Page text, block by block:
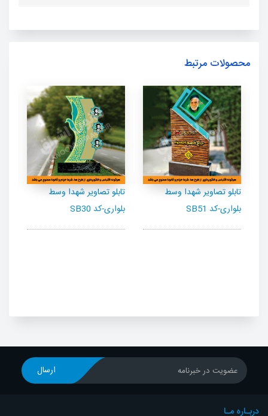
محصولات مرتبط
تابلو تصاویر شهدا وسط
بلواری-کد SB30
تابلو تصاویر شهدا وسط
بلواری-کد SB51
عضویت در خبرنامه ارسال
دربـاره مـا